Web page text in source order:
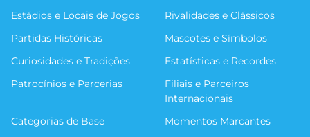
Estádios e Locais de Jogos
Rivalidades e Clássicos
Partidas Históricas
Mascotes e Símbolos
Curiosidades e Tradições
Estatísticas e Recordes
Patrocínios e Parcerias
Filiais e Parceiros
Internacionais
Categorias de Base
Momentos Marcantes